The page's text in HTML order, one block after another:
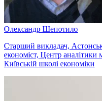
Олександр Шепотило
Старший викладач,
економіст, Центр аналітики
Київській школі економіки